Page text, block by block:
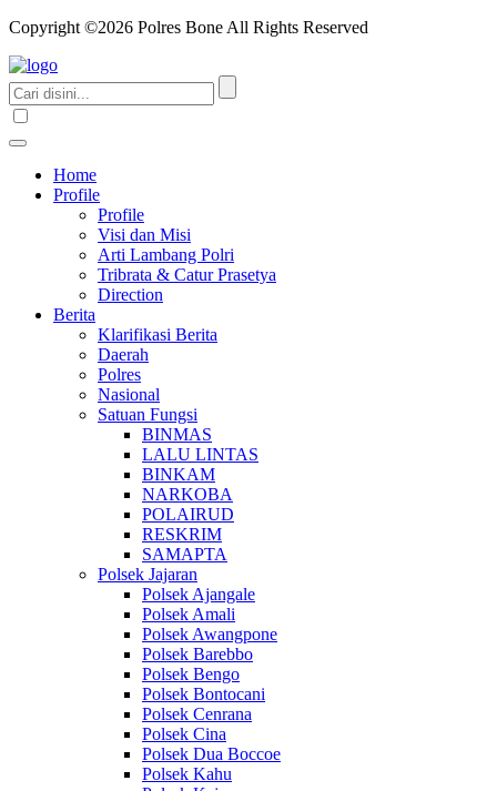
Copyright ©2026 Polres Bone All Rights Reserved
Home
Profile
Profile
Visi dan Misi
Arti Lambang Polri
Tribrata & Catur Prasetya
Direction
Berita
Klarifikasi Berita
Daerah
Polres
Nasional
Satuan Fungsi
BINMAS
LALU LINTAS
BINKAM
NARKOBA
POLAIRUD
RESKRIM
SAMAPTA
Polsek Jajaran
Polsek Ajangale
Polsek Amali
Polsek Awangpone
Polsek Barebbo
Polsek Bengo
Polsek Bontocani
Polsek Cenrana
Polsek Cina
Polsek Dua Boccoe
Polsek Kahu